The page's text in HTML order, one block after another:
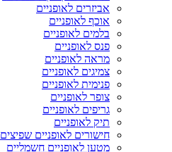
אביזרים לאופניים
אוכף לאופניים
בלמים לאופניים
פנס לאופניים
מראה לאופניים
צמיגים לאופניים
פנימית לאופניים
צופר לאופניים
גריפים לאופניים
תיק לאופניים
חישורים לאופניים שפיצים
מטען לאופניים חשמליים